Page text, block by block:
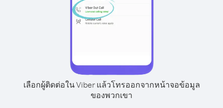
เลือกผู้ติดต่อใน Viber แล้วโทรออกจากหน้าจอข้อมูล
ของพวกเขา